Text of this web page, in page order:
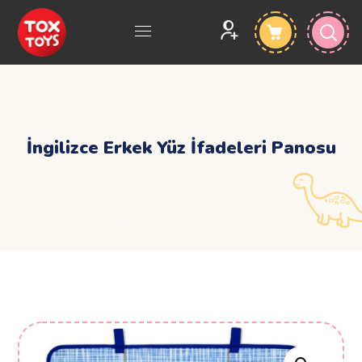
İngilizce Erkek Yüz İfadeleri Panosu